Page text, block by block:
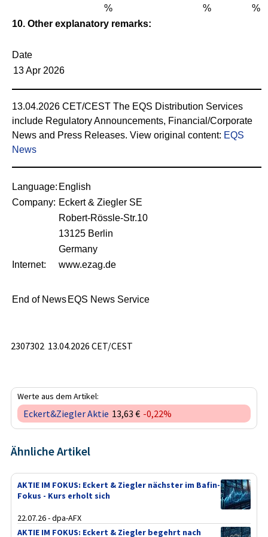
% %
%
10. Other explanatory remarks:
Date
13 Apr 2026
13.04.2026 CET/CEST The EQS Distribution Services
include Regulatory Announcements, Financial/Corporate
News and Press Releases. View original content: EQS
News
Language: English
Company: Eckert & Ziegler SE
Robert-Rössle-Str.10
13125 Berlin
Germany
Internet:
www.ezag.de
End of News EQS News Service
2307302 13.04.2026 CET/CEST
Werte aus dem Artikel:
Eckert&Ziegler Aktie 13,63 € -0,22%
Ähnliche Artikel
AKTIE IM FOKUS: Eckert & Ziegler nächster im Bafin-
Fokus - Kurs erholt sich
22.07.26 - dpa-AFX
AKTIE IM FOKUS: Eckert & Ziegler begehrt nach